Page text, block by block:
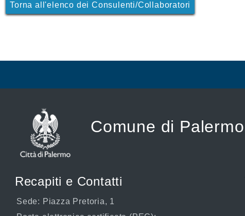
Torna all'elenco dei Consulenti/Collaboratori
Comune di Palermo
Recapiti e Contatti
Sede: Piazza Pretoria, 1